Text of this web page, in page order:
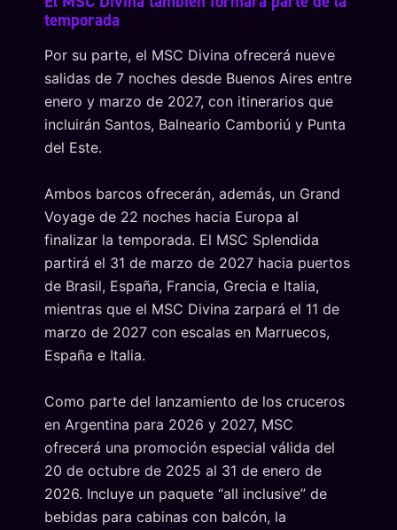
temporada
Por su parte, el MSC Divina ofrecerá nueve
salidas de 7 noches desde Buenos Aires entre
enero y marzo de 2027, con itinerarios que
incluirán Santos, Balneario Camboriú y Punta
del Este.
Ambos barcos ofrecerán, además, un Grand
Voyage de 22 noches hacia Europa al
finalizar la temporada. El MSC Splendida
partirá el 31 de marzo de 2027 hacia puertos
de Brasil, España, Francia, Grecia e Italia,
mientras que el MSC Divina zarpará el 11 de
marzo de 2027 con escalas en Marruecos,
España e Italia.
Como parte del lanzamiento de los cruceros
en Argentina para 2026 y 2027, MSC
ofrecerá una promoción especial válida del
20 de octubre de 2025 al 31 de enero de
2026. Incluye un paquete “all inclusive” de
bebidas para cabinas con balcón, la